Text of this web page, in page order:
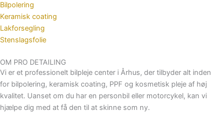
Bilpolering
Keramisk coating
Lakforsegling
Stenslagsfolie
OM PRO DETAILING
Vi er et professionelt bilpleje center i Århus, der tilbyder alt inden
for bilpolering, keramisk coating, PPF og kosmetisk pleje af høj
kvalitet. Uanset om du har en personbil eller motorcykel, kan vi
hjælpe dig med at få den til at skinne som ny.